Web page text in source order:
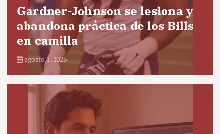
Gardner-Johnson se lesiona y
abandona práctica de los Bills
en camilla
agosto 1, 2026